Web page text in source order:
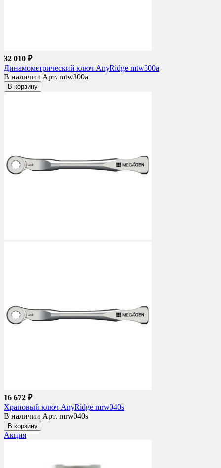
32 010 ₽
Динамометрический ключ AnyRidge mtw300a
В наличии Арт. mtw300a
В корзину
16 672 ₽
Храповый ключ AnyRidge mrw040s
В наличии Арт. mrw040s
В корзину
Акция